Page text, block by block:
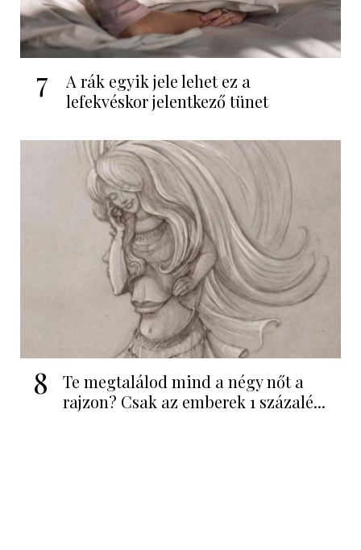
7
A rák egyik jele lehet ez a
lefekvéskor jelentkező tünet
8
Te megtalálod mind a négy nőt a
rajzon? Csak az emberek 1 százalé...